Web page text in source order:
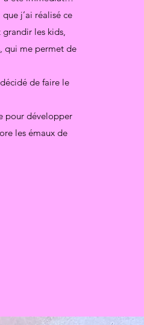
j’ai réalisé ce
les kids,
qui me permet de
de faire le
pour développer
les émaux de